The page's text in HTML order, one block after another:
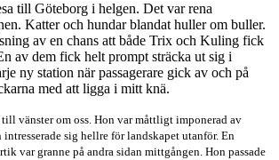
till Göteborg i helgen. Det var rena
Katter och hundar blandat huller om buller.
av en chans att både Trix och Kuling fick
av dem fick helt prompt sträcka ut sig i
ny station när passagerare gick av och på
med att ligga i mitt knä.
vänster om oss. Hon var måttligt imponerad av
intresserade sig hellre för landskapet utanför. En
var granne på andra sidan mittgången. Hon passade